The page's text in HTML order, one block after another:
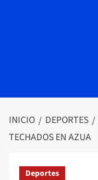
INICIO DEPORTES
TECHADOS EN AZUA
Deportes